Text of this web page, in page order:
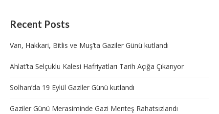
Recent Posts
Van, Hakkari, Bitlis ve Muş’ta Gaziler Günü kutlandı
Ahlat’ta Selçuklu Kalesi Hafriyatları Tarih Açığa Çıkarıyor
Solhan’da 19 Eylül Gaziler Günü kutlandı
Gaziler Günü Merasiminde Gazi Menteş Rahatsızlandı